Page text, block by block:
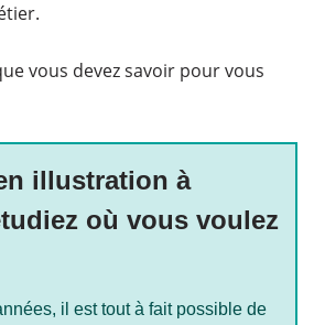
vous devez savoir pour vous
illustration à
où vous voulez
il est tout à fait possible de